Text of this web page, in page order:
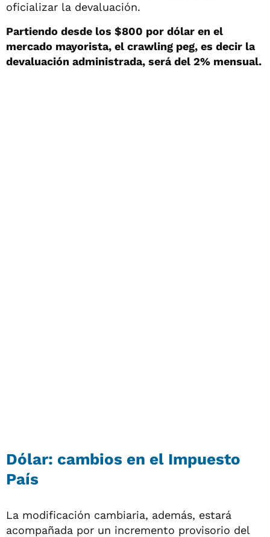
oficializar la devaluación.
Partiendo desde los $800 por dólar en el
mercado mayorista, el crawling peg, es decir la
devaluación administrada, será del 2% mensual.
Dólar: cambios en el Impuesto
País
La modificación cambiaria, además, estará
acompañada por un incremento provisorio del